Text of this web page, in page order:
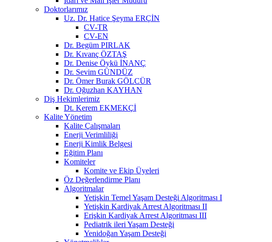
Doktorlarımız
Uz. Dr. Hatice Şeyma ERÇİN
CV-TR
CV-EN
Dr. Begüm PIRLAK
Dr. Kıvanç ÖZTAŞ
Dr. Denise Öykü İNANÇ
Dr. Sevim GÜNDÜZ
Dr. Ömer Burak GÖLCÜR
Dr. Oğuzhan KAYHAN
Diş Hekimlerimiz
Dt. Kerem EKMEKÇİ
Kalite Yönetim
Kalite Çalışmaları
Enerji Verimliliği
Enerji Kimlik Belgesi
Eğitim Planı
Komiteler
Komite ve Ekip Üyeleri
Öz Değerlendirme Planı
Algoritmalar
Yetişkin Temel Yaşam Desteği Algoritması I
Yetişkin Kardiyak Arrest Algoritması II
Erişkin Kardiyak Arrest Algoritması III
Pediatrik ileri Yaşam Desteği
Yenidoğan Yaşam Desteği